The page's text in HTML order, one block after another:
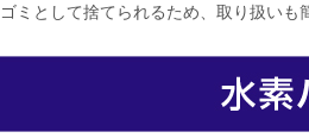
ミとして捨てられるため、取り扱いも